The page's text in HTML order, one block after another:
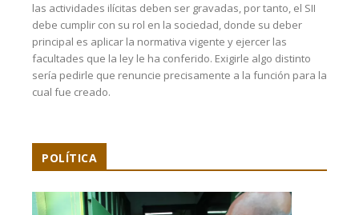
las actividades ilícitas deben ser gravadas, por tanto, el SII
debe cumplir con su rol en la sociedad, donde su deber
principal es aplicar la normativa vigente y ejercer las
facultades que la ley le ha conferido. Exigirle algo distinto
sería pedirle que renuncie precisamente a la función para la
cual fue creado.
POLÍTICA